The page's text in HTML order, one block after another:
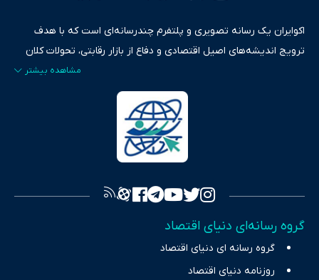
اکوایران یک رسانه تصویری و پلتفرم چندرسانه‌ای است که با هدف
ترویج اندیشه‌های اصیل اقتصادی و دفاع از بازار رقابتی، تحولات کلان
ایران و جهان را در قالب‌های ویدیو، پادکست، متن و گزارش‌های تحلیلی
پایش می‌کند. این رسانه به عنوان منبعی دقیق و قابل اعتماد، فراتر از
اطلاع‌رسانی صرف، به تبیین سیاست‌ها و کارکردهای بازارهای مالی،
سرمایه‌گذاری، تجارت و حوزه‌های نوظهور می‌پردازد. اکوایران با پایبندی
به اصول «انصاف، امانت و صداقت»، بستری برای انعکاس آراء متنوع
تصویری شفاف از واقعیت‌های اقتصادی ارائه دهد. ما در اکوایران با
چالش‌های فقر و بیکاری را جست‌وجو کرده و در کنار تحلیل آمارها،
نیازهای خبری مخاطبان در حوزه‌های اثرگذار بر اقتصاد را با رویکردی
حرفه‌ای و روزآمد پوشش می‌دهیم.
گروه رسانه‌ای دنیای اقتصاد
گروه رسانه ای دنیای اقتصاد
روزنامه دنیای اقتصاد